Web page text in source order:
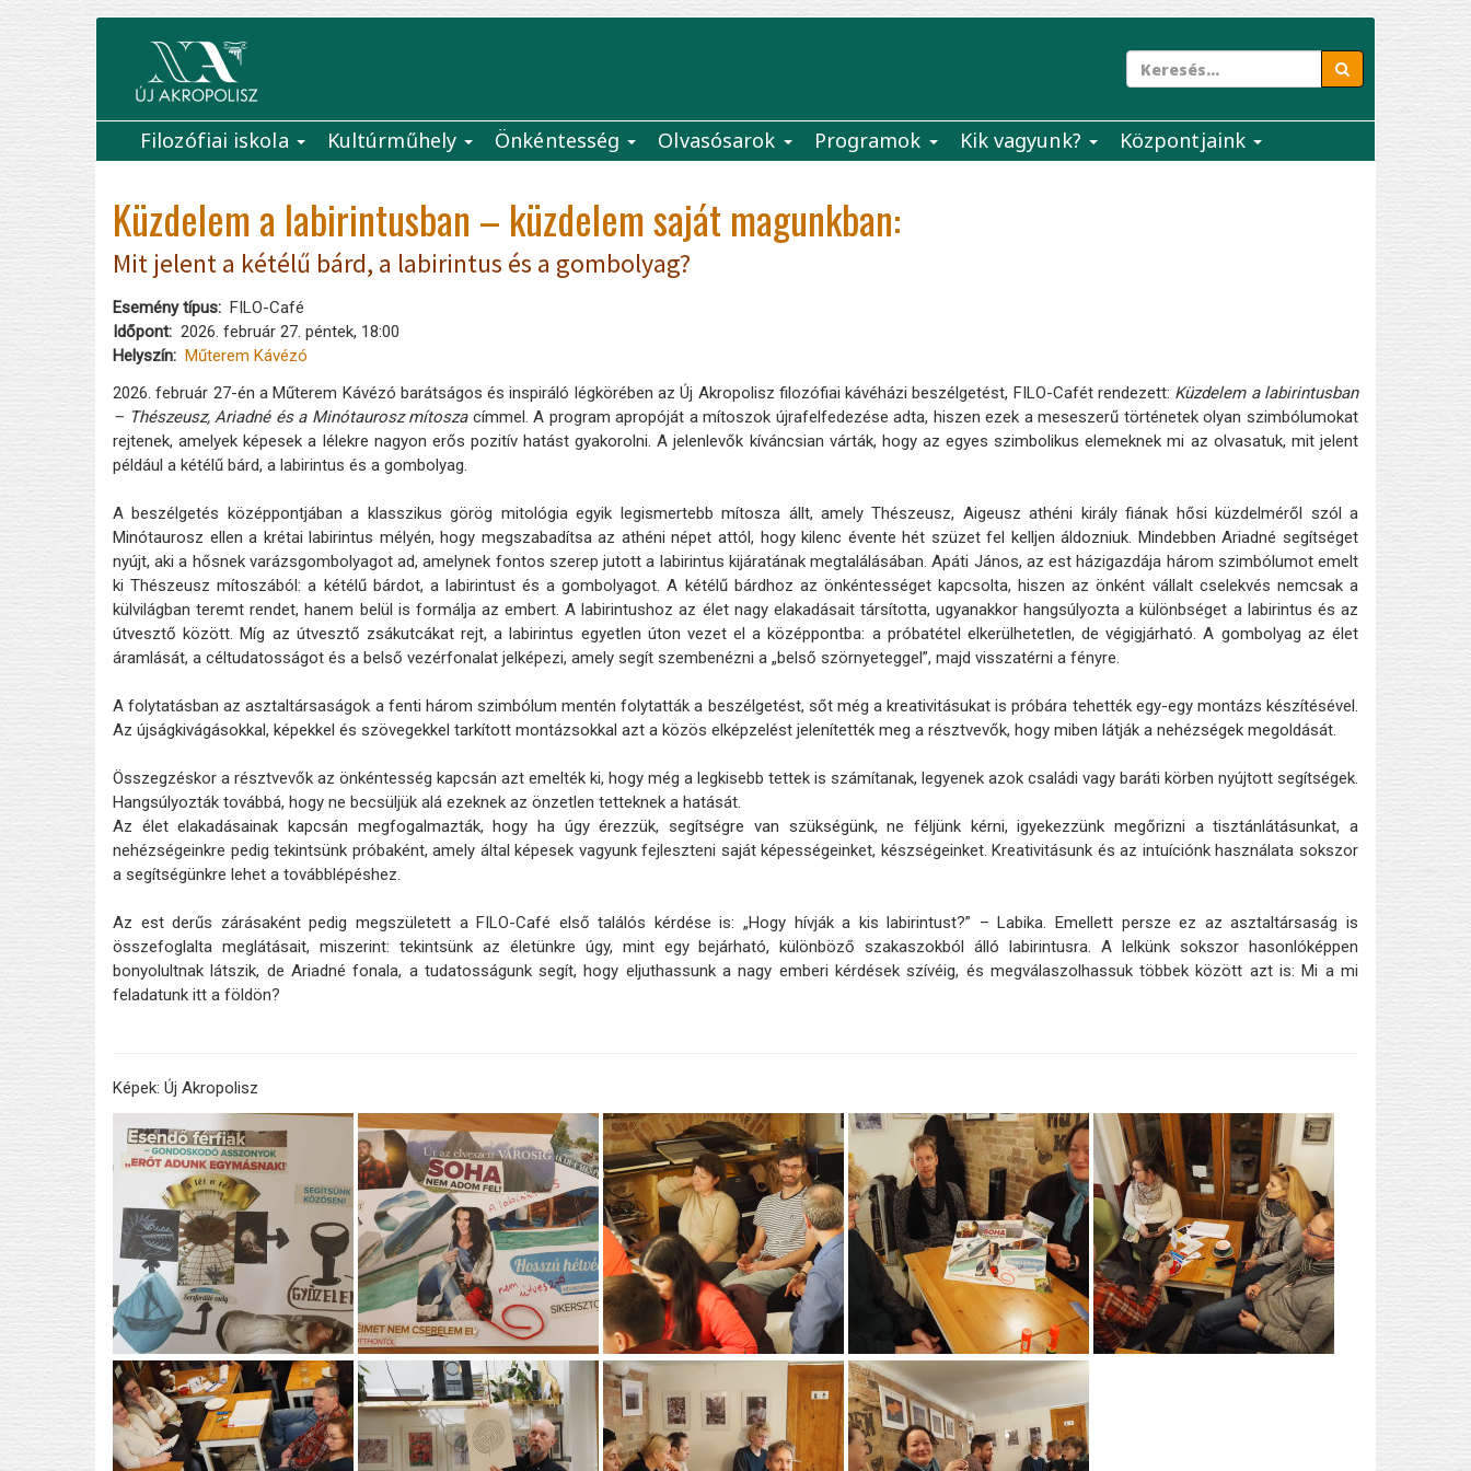
Main
navigation
Filozófiai iskola Kultúrműhely Önkéntesség Olvasósarok Programok Kik vagyunk? Központjaink
Küzdelem a labirintusban – küzdelem saját magunkban:
Mit jelent a kétélű bárd, a labirintus és a gombolyag?
Esemény típus
FILO-Café
Időpont
2026. február 27. péntek, 18:00
Helyszín
Műterem Kávézó
2026. február 27-én a Műterem Kávézó barátságos és inspiráló légkörében az Új Akropolisz filozófiai kávéházi beszélgetést, FILO-Cafét rendezett: Küzdelem a labirintusban
– Thészeusz, Ariadné és a Minótaurosz mítoszacímmel. A program apropóját a mítoszok újrafelfedezése adta, hiszen ezek a meseszerű történetek olyan szimbólumokat
rejtenek, amelyek képesek a lélekre nagyon erős pozitív hatást gyakorolni. A jelenlevők kíváncsian várták, hogy az egyes szimbolikus elemeknek mi az olvasatuk, mit jelent
például a kétélű bárd, a labirintus és a gombolyag.
A beszélgetés középpontjában a klasszikus görög mitológia egyik legismertebb mítosza állt, amely Thészeusz, Aigeusz athéni király fiának hősi küzdelméről szól a
Minótaurosz ellen a krétai labirintus mélyén, hogy megszabadítsa az athéni népet attól, hogy kilenc évente hét szüzet fel kelljen áldozniuk. Mindebben Ariadné segítséget
nyújt, aki a hősnek varázsgombolyagot ad, amelynek fontos szerep jutott a labirintus kijáratának megtalálásában. Apáti János, az est házigazdája három szimbólumot emelt
ki Thészeusz mítoszából: a kétélű bárdot, a labirintust és a gombolyagot. A kétélű bárdhoz az önkéntességet kapcsolta, hiszen az önként vállalt cselekvés nemcsak a
külvilágban teremt rendet, hanem belül is formálja az embert. A labirintushoz az élet nagy elakadásait társította, ugyanakkor hangsúlyozta a különbséget a labirintus és az
útvesztő között. Míg az útvesztő zsákutcákat rejt, a labirintus egyetlen úton vezet el a középpontba: a próbatétel elkerülhetetlen, de végigjárható. A gombolyag az élet
áramlását, a céltudatosságot és a belső vezérfonalat jelképezi, amely segít szembenézni a „belső szörnyeteggel”, majd visszatérni a fényre.
A folytatásban az asztaltársaságok a fenti három szimbólum mentén folytatták a beszélgetést, sőt még a kreativitásukat is próbára tehették egy-egy montázs készítésével.
Az újságkivágásokkal, képekkel és szövegekkel tarkított montázsokkal azt a közös elképzelést jelenítették meg a résztvevők, hogy miben látják a nehézségek megoldását.
Összegzéskor a résztvevők az önkéntesség kapcsán azt emelték ki, hogy még a legkisebb tettek is számítanak, legyenek azok családi vagy baráti körben nyújtott segítségek.
Hangsúlyozták továbbá, hogy ne becsüljük alá ezeknek az önzetlen tetteknek a hatását.
Az élet elakadásainak kapcsán megfogalmazták, hogy ha úgy érezzük, segítségre van szükségünk, ne féljünk kérni, igyekezzünk megőrizni a tisztánlátásunkat, a
nehézségeinkre pedig tekintsünk próbaként, amely által képesek vagyunk fejleszteni saját képességeinket, készségeinket. Kreativitásunk és az intuíciónk használata sokszor
a segítségünkre lehet a továbblépéshez.
Az est derűs zárásaként pedig megszületett a FILO-Café első találós kérdése is: „Hogy hívják a kis labirintust?” – Labika. Emellett persze ez az asztaltársaság is
összefoglalta meglátásait, miszerint: tekintsünk az életünkre úgy, mint egy bejárható, különböző szakaszokból álló labirintusra. A lelkünk sokszor hasonlóképpen
bonyolultnak látszik, de Ariadné fonala, a tudatosságunk segít, hogy eljuthassunk a nagy emberi kérdések szívéig, és megválaszolhassuk többek között azt is: Mi a mi
feladatunk itt a földön?
Képek: Új Akropolisz